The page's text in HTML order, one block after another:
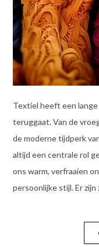
Textiel heeft een
teruggaat. Van de
de moderne tijdperk
altijd een centrale rol
ons warm, verfraaien
persoonlijke stijl. Er